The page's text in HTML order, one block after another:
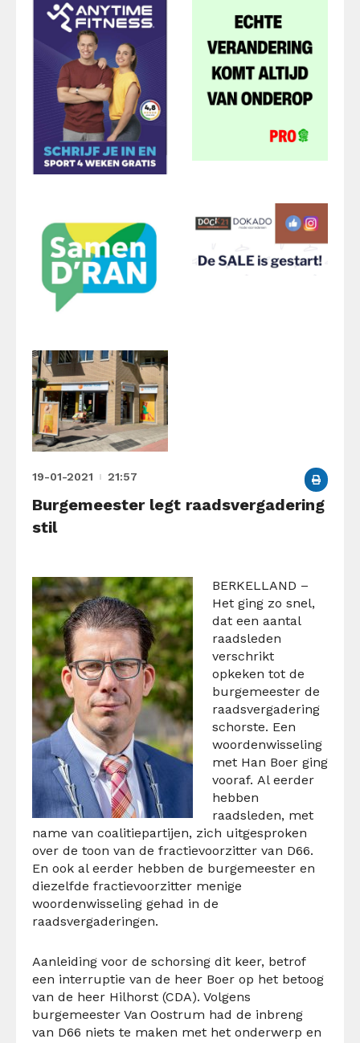
19-01-2021 21:57
Burgemeester legt raadsvergadering
stil
BERKELLAND –
Het ging zo snel,
dat een aantal
raadsleden
verschrikt
opkeken tot de
burgemeester de
raadsvergadering
schorste. Een
woordenwisseling
met Han Boer ging
vooraf. Al eerder
hebben
raadsleden, met
name van coalitiepartijen, zich uitgesproken
over de toon van de fractievoorzitter van D66.
En ook al eerder hebben de burgemeester en
diezelfde fractievoorzitter menige
woordenwisseling gehad in de
raadsvergaderingen.
Aanleiding voor de schorsing dit keer, betrof
een interruptie van de heer Boer op het betoog
van de heer Hilhorst (CDA). Volgens
burgemeester Van Oostrum had de inbreng
van D66 niets te maken met het onderwerp en